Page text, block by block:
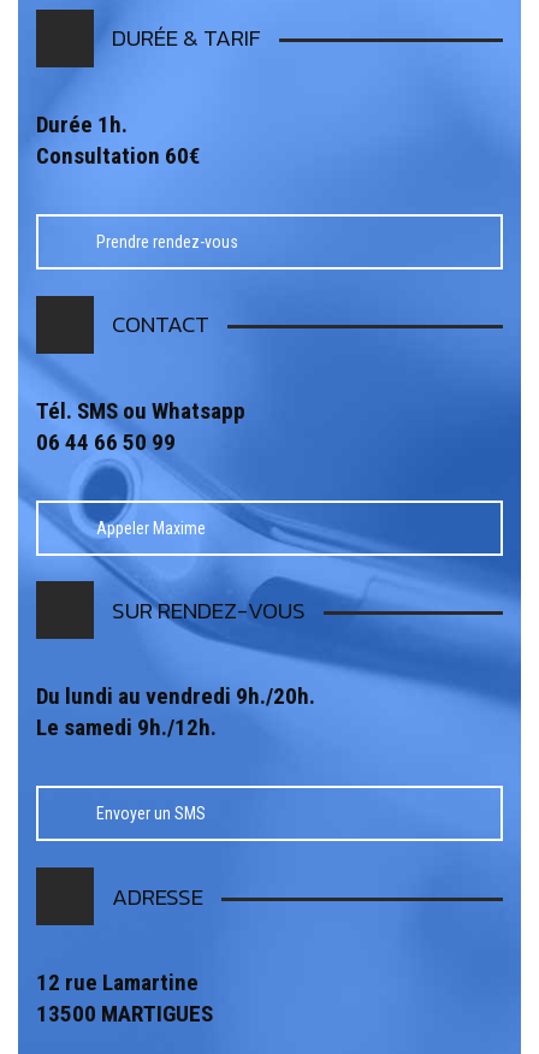
DURÉE & TARIF
Durée 1h.
Consultation 60€
Prendre rendez-vous
CONTACT
Tél. SMS ou Whatsapp
06 44 66 50 99
Appeler Maxime
SUR RENDEZ-VOUS
Du lundi au vendredi 9h./20h.
Le samedi 9h./12h.
Envoyer un SMS
ADRESSE
12 rue Lamartine
13500 MARTIGUES